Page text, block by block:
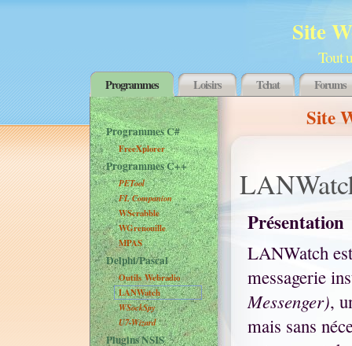
Site
Tout
Programmes Loisirs Tchat Forums
Site
Programmes C#
FreeXplorer
Programmes C++
PETool
FL Companion
WScrabble
WGrenouille
MPAS
Delphi/Pascal
Outils Webradio
LANWatch
WSockSpy
U7-Wizard
Plugins NSIS
Présentation
LANWatch
messagerie
Messenger),
mais sans